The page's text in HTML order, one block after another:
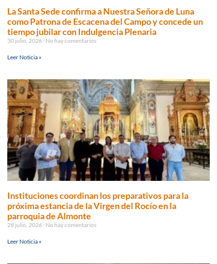
La Santa Sede confirma a Nuestra Señora de Luna
como Patrona de Escacena del Campo y concede un
tiempo jubilar con Indulgencia Plenaria
30 julio, 2026 No hay comentarios
Leer Noticia »
Instituciones coordinan los preparativos para la
próxima estancia de la Virgen del Rocío en la
parroquia de Almonte
28 julio, 2026 No hay comentarios
Leer Noticia »